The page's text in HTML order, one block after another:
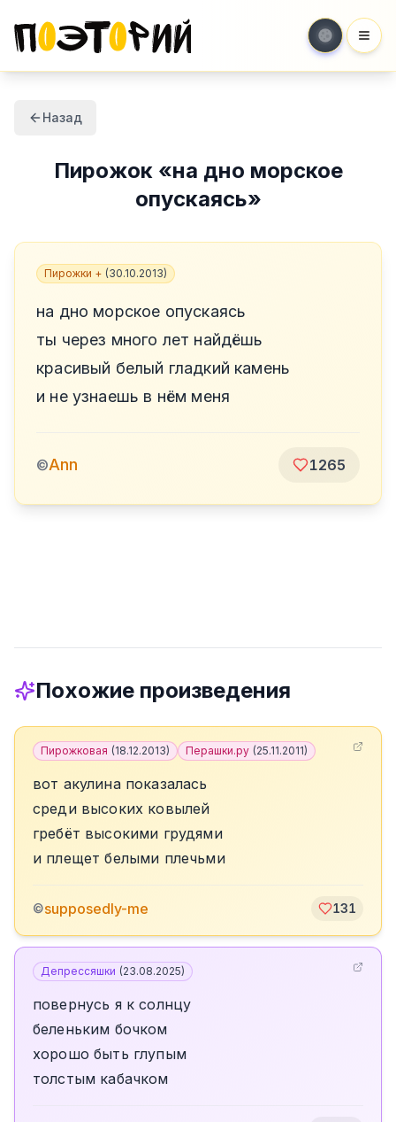
Назад
Пирожок«на дно морское
опускаясь»
Пирожки + (30.10.2013)
на дно морское опускаясь
ты через много лет найдёшь
красивый белый гладкий камень
и не узнаешь в нём меня
©Ann 1265
Похожие произведения
Пирожковая (18.12.2013) Перашки.ру (25.11.2011)
вот акулина показалась
среди высоких ковылей
гребёт высокими грудями
и плещет белыми плечьми
©supposedly-me 131
Депрессяшки (23.08.2025)
повернусь я к солнцу
беленьким бочком
хорошо быть глупым
толстым кабачком